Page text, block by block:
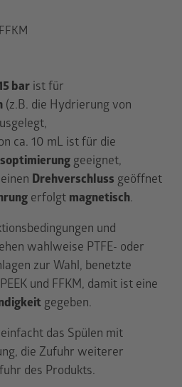
bar ist für
(z.B. die Hydrierung von
ca. 10 mL ist für die
geeignet,
Drehverschluss geöffnet
erfolgt magnetisch.
und
wahlweise PTFE- oder
zur Wahl, benetzte
und FFKM, damit ist eine
gegeben.
das Spülen mit
die Zufuhr weiterer
des Produkts.